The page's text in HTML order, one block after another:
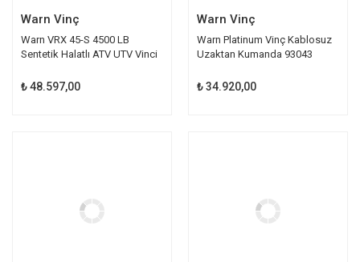
Warn Vinç
Warn VRX 45-S 4500 LB
Sentetik Halatlı ATV UTV Vinci
₺ 48.597,00
Warn Vinç
Warn Platinum Vinç Kablosuz
Uzaktan Kumanda 93043
₺ 34.920,00